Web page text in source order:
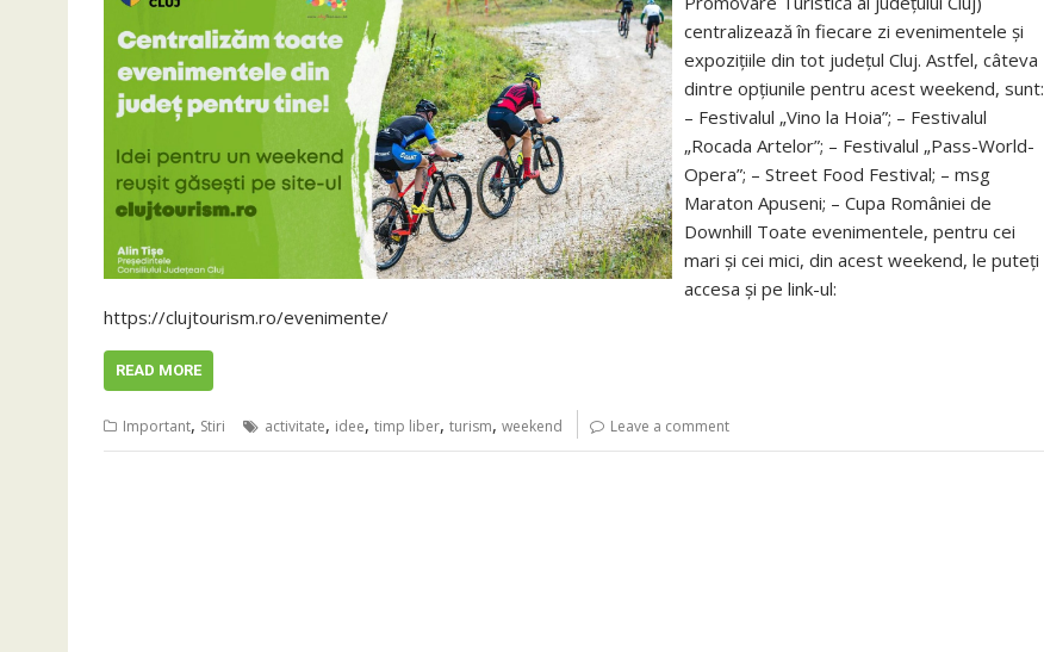
centralizează în fiecare zi evenimentele și
expozițiile din tot județul Cluj. Astfel, câteva
dintre opțiunile pentru acest weekend, sunt:
– Festivalul „Vino la Hoia”; – Festivalul
„Rocada Artelor”; – Festivalul „Pass-World-
Opera”; – Street Food Festival; – msg
Maraton Apuseni; – Cupa României de
Downhill Toate evenimentele, pentru cei
mari și cei mici, din acest weekend, le puteți
accesa și pe link-ul:
https://clujtourism.ro/evenimente/
READ MORE
Important, Stiri activitate, idee, timp liber, turism, weekend Leave a comment